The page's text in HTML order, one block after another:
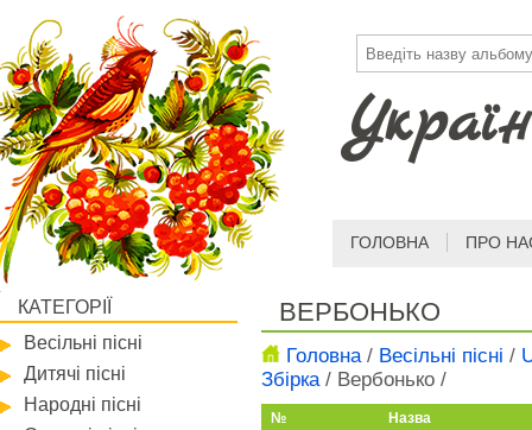
ГОЛОВНА ПРО
КАТЕГОРІЇ
Весільні пісні
Дитячі пісні
Народні пісні
ВЕРБОНЬКО
Головна/ Весільні пісні /
Збірка/ Вербонько /
№ Назва